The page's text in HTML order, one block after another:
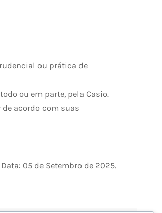
ou prática de
ou em parte, pela Casio.
acordo com suas
Data: 05 de Setembro de 2025.